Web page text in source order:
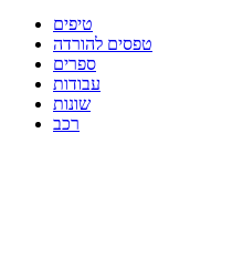
טיפים
טפסים להורדה
ספרים
עבודות
שונות
רכב